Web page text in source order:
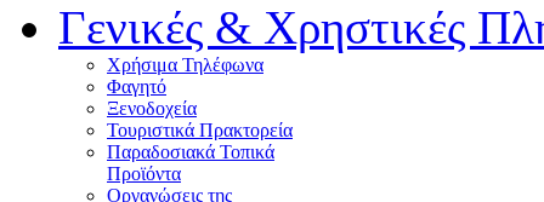
Γενικές & Χρηστικές
Χρήσιμα Τηλέφωνα
Φαγητό
Ξενοδοχεία
Τουριστικά Πρακτορεία
Παραδοσιακά Τοπικά
Προϊόντα
Οργανώσεις της